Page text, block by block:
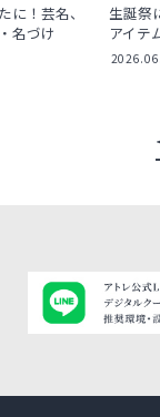
！芸名、
名づけ
生誕祭
アイテ